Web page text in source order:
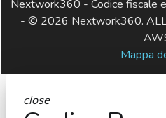
Nextwork360 - Codice
- © 2026 Nextwork360. ALL
Mappa
close